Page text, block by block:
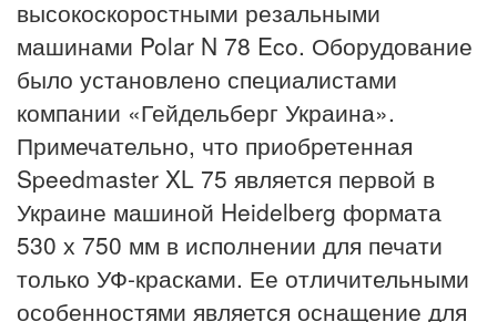
высокоcкоростными резальными
машинами Polar N 78 Eco. Оборудование
было установлено специалистами
компании «Гейдельберг Украина».
Примечательно, что приобретенная
Speedmaster XL 75 является первой в
Украине машиной Heidelberg формата
530 х 750 мм в исполнении для печати
только УФ-красками. Ее отличительными
особенностями является оснащение для